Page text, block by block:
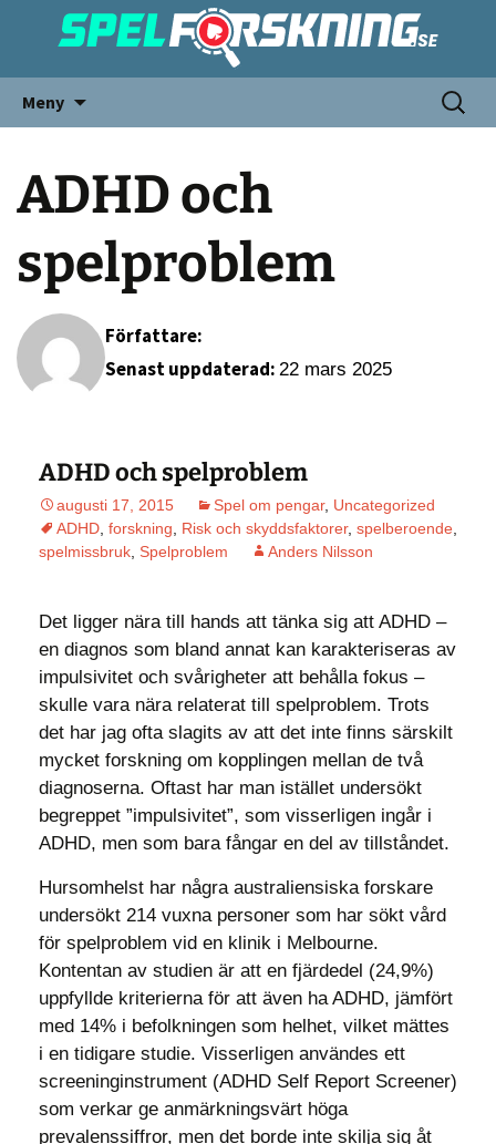
Meny
ADHD och
spelproblem
Författare:
Senast uppdaterad: 22 mars 2025
ADHD och spelproblem
augusti 17, 2015 Spel om pengar, Uncategorized
ADHD forskning Risk och skyddsfaktorer, spelberoende
spelmissbruk Spelproblem Anders Nilsson
Det ligger nära till hands att tänka sig att ADHD –
en diagnos som bland annat kan karakteriseras av
impulsivitet och svårigheter att behålla fokus –
skulle vara nära relaterat till spelproblem. Trots
det har jag ofta slagits av att det inte finns särskilt
mycket forskning om kopplingen mellan de två
diagnoserna. Oftast har man istället undersökt
begreppet ”impulsivitet”, som visserligen ingår i
ADHD, men som bara fångar en del av tillståndet.
Hursomhelst har några australiensiska forskare
undersökt 214 vuxna personer som har sökt vård
för spelproblem vid en klinik i Melbourne.
Kontentan av studien är att en fjärdedel (24,9%)
uppfyllde kriterierna för att även ha ADHD, jämfört
med 14% i befolkningen som helhet, vilket mättes
i en tidigare studie. Visserligen användes ett
screeninginstrument (ADHD Self Report Screener)
som verkar ge anmärkningsvärt höga
prevalenssiffror, men det borde inte skilja sig åt